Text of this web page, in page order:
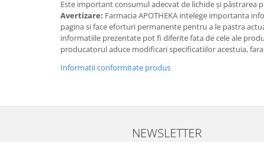
Este important consumul adecvat de lichide și păstrarea
Avertizare: Farmacia APOTHEKA intelege importanta
pagina si face eforturi permanente pentru a le pastra
informatiile prezentate pot fi diferite fata de cele ale
producatorul aduce modificari specificatiilor acestuia,
Informatii conformitate produs
NEWSLETTER